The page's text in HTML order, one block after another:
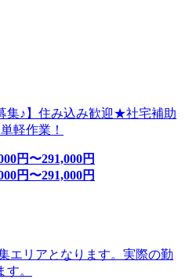
集♪】住み込み歓迎★社宅補助
軽作業！
円〜291,000円
円〜291,000円
エリアとなります。実際の勤
。